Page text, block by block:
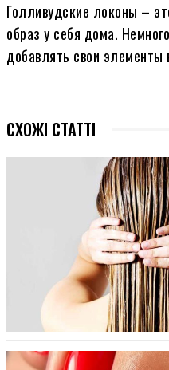
Голливудские локоны –
образ у себя дома.
добавлять свои элементы
СХОЖІ СТАТТІ